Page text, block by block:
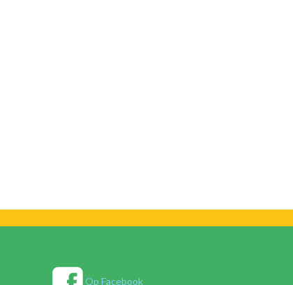
Op Facebook